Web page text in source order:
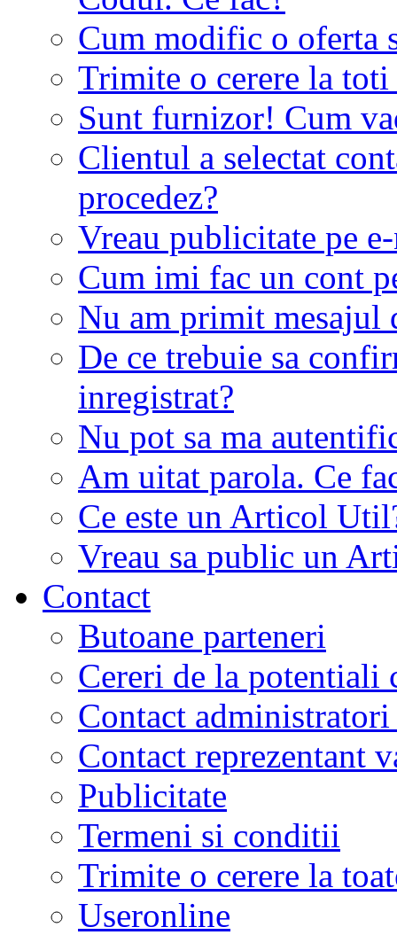
Cum modific o oferta
Trimite o cerere la
Sunt furnizor! Cum
Clientul a selectat
procedez?
Vreau publicitate pe
Cum imi fac un cont
Nu am primit mesajul
De ce trebuie sa
inregistrat?
Nu pot sa ma
Am uitat parola. Ce
Ce este un Articol
Vreau sa public un
Contact
Butoane parteneri
Cereri de la potentiali
Contact
Contact reprezentant
Publicitate
Termeni si conditii
Trimite o cerere la
Useronline